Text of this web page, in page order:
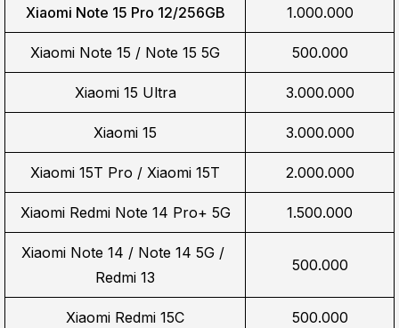
Xiaomi Note 15 Pro 12/256GB 1.000.000
Xiaomi Note 15 / Note 15 5G 500.000
Xiaomi 15 Ultra 3.000.000
Xiaomi 15 3.000.000
Xiaomi 15T Pro / Xiaomi 15T 2.000.000
Xiaomi Redmi Note 14 Pro+ 5G 1.500.000
Xiaomi Note 14 / Note 14 5G /
Redmi 13
500.000
Xiaomi Redmi 15C 500.000